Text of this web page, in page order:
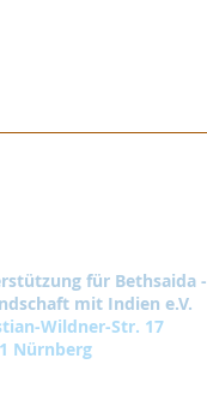
für Bethsaida -
mit Indien e.V.
Wildner-Str. 17
Nürnberg